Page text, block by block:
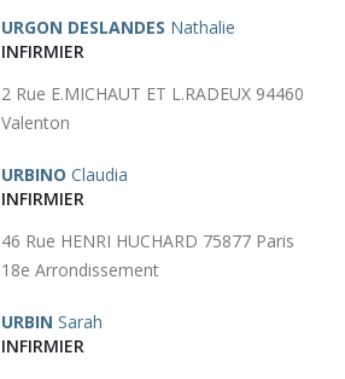
URGON DESLANDES Nathalie
INFIRMIER
2 Rue E.MICHAUT ET L.RADEUX 94460
Valenton
URBINO Claudia
INFIRMIER
46 Rue HENRI HUCHARD 75877 Paris
18e Arrondissement
URBIN Sarah
INFIRMIER